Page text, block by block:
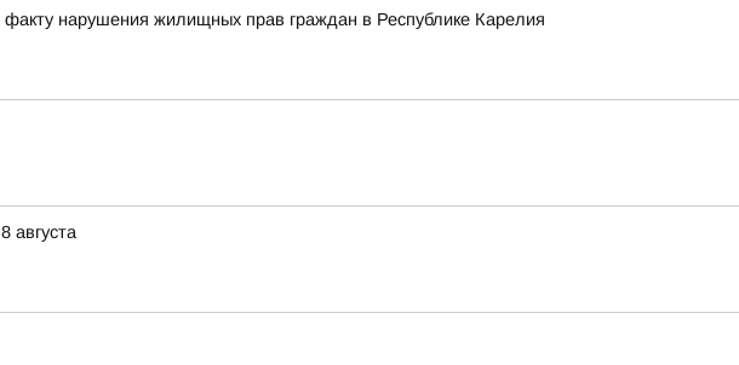
нарушения жилищных прав граждан в Республике Карелия
августа